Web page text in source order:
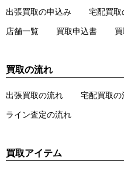
出張買取の申込み 宅配買取
店舗一覧 買取申込書
買取の流れ
出張買取の流れ 宅配買取の
ライン査定の流れ
買取アイテム